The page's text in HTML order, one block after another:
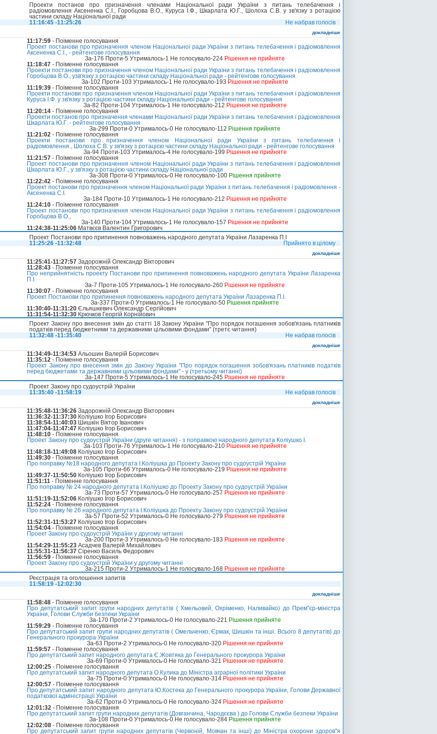
Проекти постанов про призначення членами Національної ради України з питань телебачення і
радіомовлення Аксененка С.І., Горобцова В.О., Куруса І.Ф., Шкарлата Ю.Г., Шолоха С.В. у зв'язку з ротацією
частини складу Національної ради
11:16:45 -11:25:26
Не набрав голосів
докладніше
11:17:59 - Поіменне голосування
Проект постанови про призначення членом Національної ради України з питань телебачення і радіомовлення
Аксененка С.І., - рейтенгове голосування
За-176 Проти-5 Утрималось-1 Не голосувало-224 Рішення не прийняте
11:18:47 - Поіменне голосування
Проекти постанови про призначення членом Національної ради України з питань телебачення і радіомовлення
Горобцова В.О., узв'язку з ротацією частини складу Національної ради - рейтенгове голосування
За-102 Проти-103 Утрималось-1 Не голосувало-193 Рішення не прийняте
11:19:39 - Поіменне голосування
Проекти постанови про призначення членом Національної ради України з питань телебачення і радіомовлення
Куруса І.Ф. у зв'язку з ротацією частини складу Національної ради - рейтенгове голосування
За-82 Проти-104 Утрималось-1 Не голосувало-212 Рішення не прийняте
11:20:14 - Поіменне голосування
Проекти постанов про призначення членами Національної ради України з питань телебачення і радіомовлення
Шкарлата Ю.Г. - рейтенгове голосування
За-299 Проти-0 Утрималось-0 Не голосувало-112 Рішення прийняте
11:21:02 - Поіменне голосування
Проекти постанови про призначення членом Національної ради України з питань телебачення і
радіомовлення., Шолоха С.В. у зв'язку з ротацією частини складу Національної ради - рейтенгове голосування
За-94 Проти-103 Утрималось-4 Не голосувало-199 Рішення не прийняте
11:21:57 - Поіменне голосування
Проект постанови про призначення членом Національної ради України з питань телебачення і радіомовлення
Шкарлата Ю.Г., у зв'язку з ротацією частини складу Національної ради
За-308 Проти-0 Утрималось-0 Не голосувало-100 Рішення прийняте
11:22:42 - Поіменне голосування
Проект постанови про призначення членом Національної ради України з питань телебачення і радіомовлення -
Аксененка С.І.
За-184 Проти-10 Утрималось-1 Не голосувало-212 Рішення не прийняте
11:24:10 - Поіменне голосування
Проект постанови про призначення членом Національної ради України з питань телебачення і радіомовлення
Горобцова В.О.,
За-140 Проти-104 Утрималось-1 Не голосувало-157 Рішення не прийняте
11:24:38-11:25:06 Матвєєв Валентин Григорович
Проект Постанови про припинення повноважень народного депутата України Лазаренка П.І
11:25:26 -11:32:48
Прийнято в цілому
докладніше
11:25:41-11:27:57 Задорожній Олександр Вікторович
11:28:43 - Поіменне голосування
Про неприйнятність проекту Постанови про припинення повноважень народного депутата України Лазаренка
П.І.
За-7 Проти-105 Утрималось-1 Не голосувало-260 Рішення не прийняте
11:30:07 - Поіменне голосування
Проект Постанови про припинення повноважень народного депутата України Лазаренка П.І.
За-337 Проти-0 Утрималось-1 Не голосувало-50 Рішення прийняте
11:30:40-11:31:20 Єльяшкевич Олександр Сергійович
11:31:54-11:32:30 Крючков Георгій Корнійович
Проект Закону про внесення змін до статті 18 Закону України "Про порядок погашення зобов'язань платників
податків перед бюджетними та державними цільовими фондами" (третє читання)
11:32:48 -11:35:40
Не набрав голосів
докладніше
11:34:49-11:34:53 Альошин Валерій Борисович
11:35:12 - Поіменне голосування
Проект Закону про внесення змін до Закону України "Про порядок погашення зобов'язань платників податків
перед бюджетами та державними цільовими фондами" - у (третьому читанні)
За-147 Проти-5 Утрималось-1 Не голосувало-245 Рішення не прийняте
Проект Закону про судоустрій України
11:35:40 -11:58:19
Не набрав голосів
докладніше
11:35:48-11:36:26 Задорожній Олександр Вікторович
11:36:32-11:37:30 Коліушко Ігор Борисович
11:38:54-11:40:03 Шишкін Віктор Іванович
11:47:04-11:47:47 Коліушко Ігор Борисович
11:48:10 - Поіменне голосування
Проект Закону про судоустрій України (друге читання) - з поправкою народного депутата Коліушко І.
За-103 Проти-76 Утрималось-1 Не голосувало-210 Рішення не прийняте
11:48:18-11:49:08 Коліушко Ігор Борисович
11:49:30 - Поіменне голосування
Про поправку №18 народного депутата І.Коліушка до Проекту Закону про судоустрій України
За-105 Проти-66 Утрималось-0 Не голосувало-219 Рішення не прийняте
11:49:37-11:50:50 Коліушко Ігор Борисович
11:51:11 - Поіменне голосування
Про поправку № 24 народного депутата І.Коліушко до Проекту Закону про судоустрій України
За-73 Проти-57 Утрималось-0 Не голосувало-257 Рішення не прийняте
11:51:19-11:52:06 Коліушко Ігор Борисович
11:52:24 - Поіменне голосування
Про поправку № 26 народного депутата І.Коліушка до Проекту Закону про судоустрій України
За-57 Проти-52 Утрималось-0 Не голосувало-279 Рішення не прийняте
11:52:31-11:53:27 Коліушко Ігор Борисович
11:54:04 - Поіменне голосування
Проект Закону про судоустрій України у другому читанні
За-200 Проти-3 Утрималось-0 Не голосувало-183 Рішення не прийняте
11:54:29-11:55:23 Асадчев Валерій Михайлович
11:55:31-11:56:37 Сіренко Василь Федорович
11:56:59 - Поіменне голосування
Проект Закону про судоустрій України у другому читанні
За-215 Проти-2 Утрималось-1 Не голосувало-168 Рішення не прийняте
Реєстрація та оголошення запитів
11:58:19 -12:02:30
докладніше
11:58:48 - Поіменне голосування
Про депутатський запит групи народних депутатів ( Хмельовий, Охріменко, Наливайко) до Прем"єр-міністра
України, Голови Служби безпеки України
За-170 Проти-2 Утрималось-0 Не голосувало-221 Рішення прийняте
11:59:29 - Поіменне голосування
Про депутатський запит групи народних депутатів ( Омельченко, Єрмак, Шишкін та інші. Всього 8 депутатів) до
Генерального прокурора України
За-63 Проти-2 Утрималось-0 Не голосувало-320 Рішення не прийняте
11:59:57 - Поіменне голосування
Про депутатський запит народного депутата Є.Жовтяка до Генерального прокурора України
За-69 Проти-0 Утрималось-0 Не голосувало-321 Рішення не прийняте
12:00:25 - Поіменне голосування
Про депутатський запит народного депутата О.Кулика до Міністра аграрної політики України
За-75 Проти-0 Утрималось-0 Не голосувало-314 Рішення не прийняте
12:00:57 - Поіменне голосування
Про депутатський запит народного депутата Ю.Костека до Генерального прокурора України, Голови Державної
податкової адміністрації України
За-62 Проти-0 Утрималось-0 Не голосувало-324 Рішення не прийняте
12:01:32 - Поіменне голосування
Про депутатський запит групи народних депутатів (Довганчина, Чародєєва ) до Голови Служби безпеки України
За-108 Проти-0 Утрималось-0 Не голосувало-284 Рішення прийняте
12:02:08 - Поіменне голосування
Про депутатський запит групи народних депутатів (Червоній, Мовчан та інші) до Міністра охорони здоров"я